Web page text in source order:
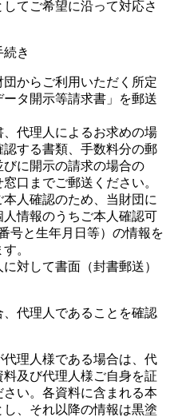
てご希望に沿って対応さ
き
からご利用いただく所定
タ開示等請求書」を郵送
代理人によるお求めの場
する書類、手数料分の郵
に開示の請求の場合の
口までご郵送ください。
人確認のため、当財団に
情報のうちご本人確認可
号と生年月日等）の情報を
。
対して書面（封書郵送）
代理人であることを確認
理人様である場合は、代
及び代理人様ご自身を証
い。各資料に含まれる本
、それ以降の情報は黒塗